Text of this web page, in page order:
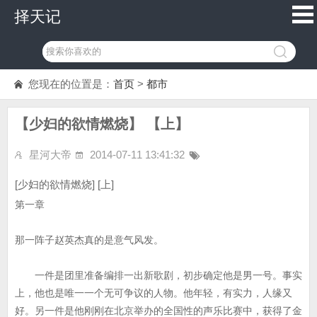
择天记
您现在的位置是： 首页 > 都市
【少妇的欲情燃烧】 【上】
星河大帝 2014-07-11 13:41:32
[少妇的欲情燃烧] [上]
第一章
那一阵子赵英杰真的是意气风发。
一件是团里准备编排一出新歌剧，初步确定他是男一号。事实
上，他也是唯一一个无可争议的人物。他年轻，有实力，人缘又
好。另一件是他刚刚在北京举办的全国性的声乐比赛中，获得了金